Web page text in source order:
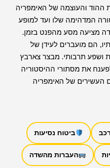
ההוד והעוצמה של האימפריה
המדהימה שלו ועד למופע
מציעה מסע מהפנט בזמן.
הם מועברים לעידן של
ושפע תרבותי. מבצר צארבץ
את מסתורי ההיסטוריה
העשירים של האימפריה
ביטוח נסיעות
העברות מהשדה